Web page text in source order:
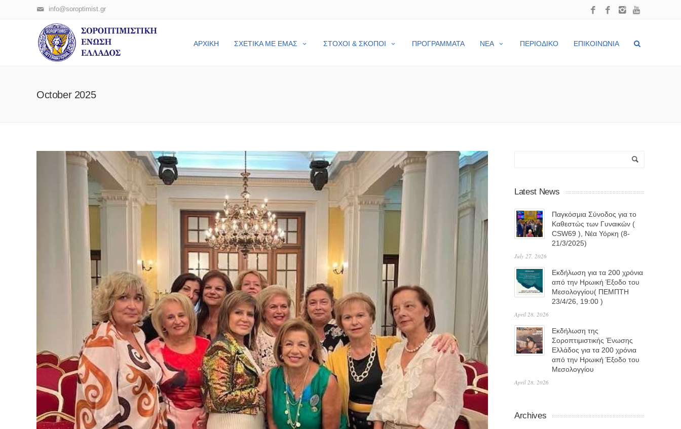
info@soroptimist.gr
ΑΡΧΙΚΗ ΣΧΕΤΙΚΑ ΜΕ ΕΜΑΣ ΣΤΟΧΟΙ & ΣΚΟΠΟΙ ΠΡΟΓΡΑΜΜΑΤΑ ΝΕΑ ΠΕΡΙΟΔΙΚΟ ΕΠΙΚΟΙΝΩΝΙΑ
October 2025
Latest News
Παγκόσμια Σύνοδος για το
Καθεστώς των Γυναικών (
CSW69 ), Νέα Υόρκη (8-
21/3/2025)
July 27, 2026
Eκδήλωση για τα 200 χρόνια
από την Ηρωική Έξοδο του
Μεσολογγίου( ΠΕΜΠΤΗ
23/4/26, 19:00 )
April 28, 2026
Εκδήλωση της
Σοροπτιμιστικής Ένωσης
Ελλάδος για τα 200 χρόνια
από την Ηρωική Έξοδο του
Μεσολογγίου
April 28, 2026
Archives